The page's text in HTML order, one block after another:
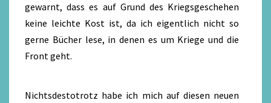
gewarnt, dass es auf Grund des Kriegsgeschehen
keine leichte Kost ist, da ich eigentlich nicht so
gerne Bücher lese, in denen es um Kriege und die
Front geht.
Nichtsdestotrotz habe ich mich auf diesen neuen